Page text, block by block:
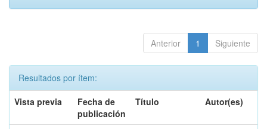
Anterior 1 Siguiente
Resultados por ítem:
Vista previa
Fecha de
publicación
Título Autor(es)